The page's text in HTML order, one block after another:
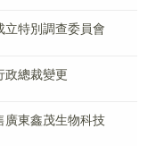
特別調查委員會
政總裁變更
廣東鑫茂生物科技